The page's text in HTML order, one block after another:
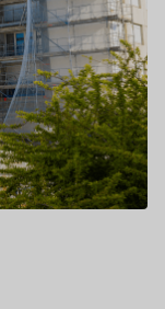
à
grâce à un